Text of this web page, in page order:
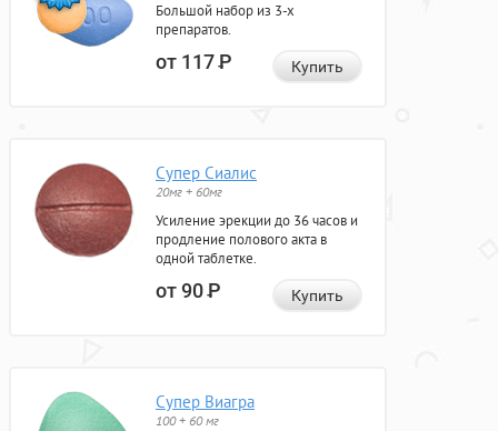
Большой набор из 3-х
препаратов.
от 117Р Купить
Супер Сиалис
20мг + 60мг
Усиление эрекции до 36 часов и
продление полового акта в
одной таблетке.
от 90Р Купить
Супер Виагра
100 + 60 мг